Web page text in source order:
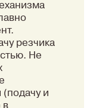
резчика
Не
и
в